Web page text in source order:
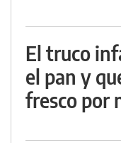
El truco
el pan y
fresco por